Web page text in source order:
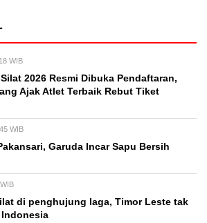
WIB
2026 Resmi Dibuka Pendaftaran,
Ajak Atlet Terbaik Rebut Tiket
WIB
Garuda Incar Sapu Bersih
di penghujung laga, Timor Leste tak